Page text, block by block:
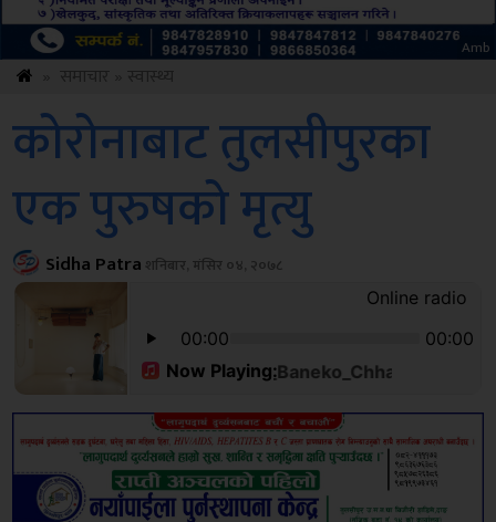
Sdc
कोरोनाबाट तुलसीपुरका
एक पुरुषको मृत्यु
Sidha Patra शनिबार, मंसिर ०४, २०७८